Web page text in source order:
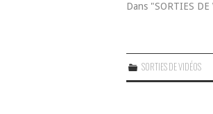
Dans "SORTIES DE
SORTIES DE VIDÉOS